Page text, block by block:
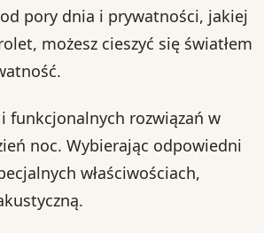
pory dnia i prywatności, jakiej
możesz cieszyć się światłem
funkcjonalnych rozwiązań w
noc. Wybierając odpowiedni
właściwościach,